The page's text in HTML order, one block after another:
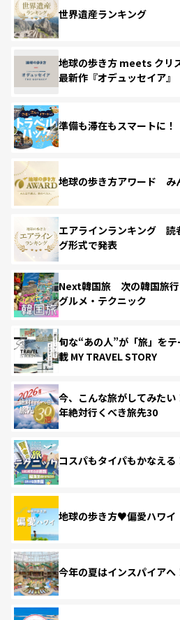
世界遺産ランキング
地球の歩き方 meets クリ
最新作『オデュッセイア』
準備も滞在もスマートに
地球の歩き方アワード み
エアラインランキング 読
グ形式で発表
Next韓国旅 次の韓国旅行
グルメ・テクニック
旬な“あの人”が「旅」を
載 MY TRAVEL STORY
今、こんな旅がしてみた
年絶対行くべき旅先30
コスパもタイパもかなえ
地球の歩き方♥偏愛ハワイ
今年の夏はインスパイアへ